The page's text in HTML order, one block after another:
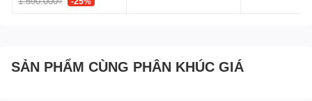
SẢN PHẨM CÙNG PHÂN KHÚC GIÁ